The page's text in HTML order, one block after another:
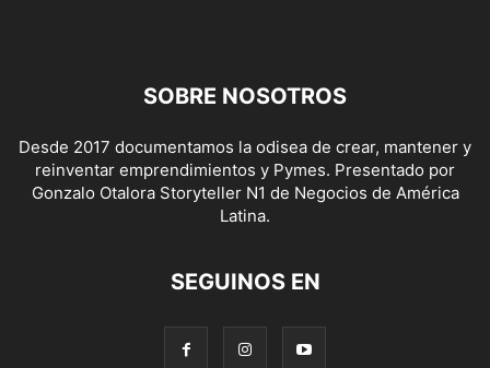
SOBRE NOSOTROS
Desde 2017 documentamos la odisea de crear, mantener y
reinventar emprendimientos y Pymes. Presentado por
Gonzalo Otalora Storyteller N1 de Negocios de América
Latina.
SEGUINOS EN